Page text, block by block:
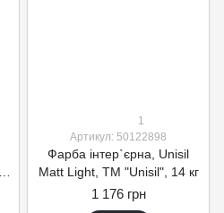
1
Артикул: 50122898
Фарба інтер`єрна, Unisil
Matt Light, TM "Unisil", 14 кг
1 176 грн